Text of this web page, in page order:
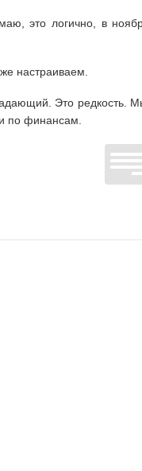
это логично, в
настраиваем.
Это редкость.
по финансам.